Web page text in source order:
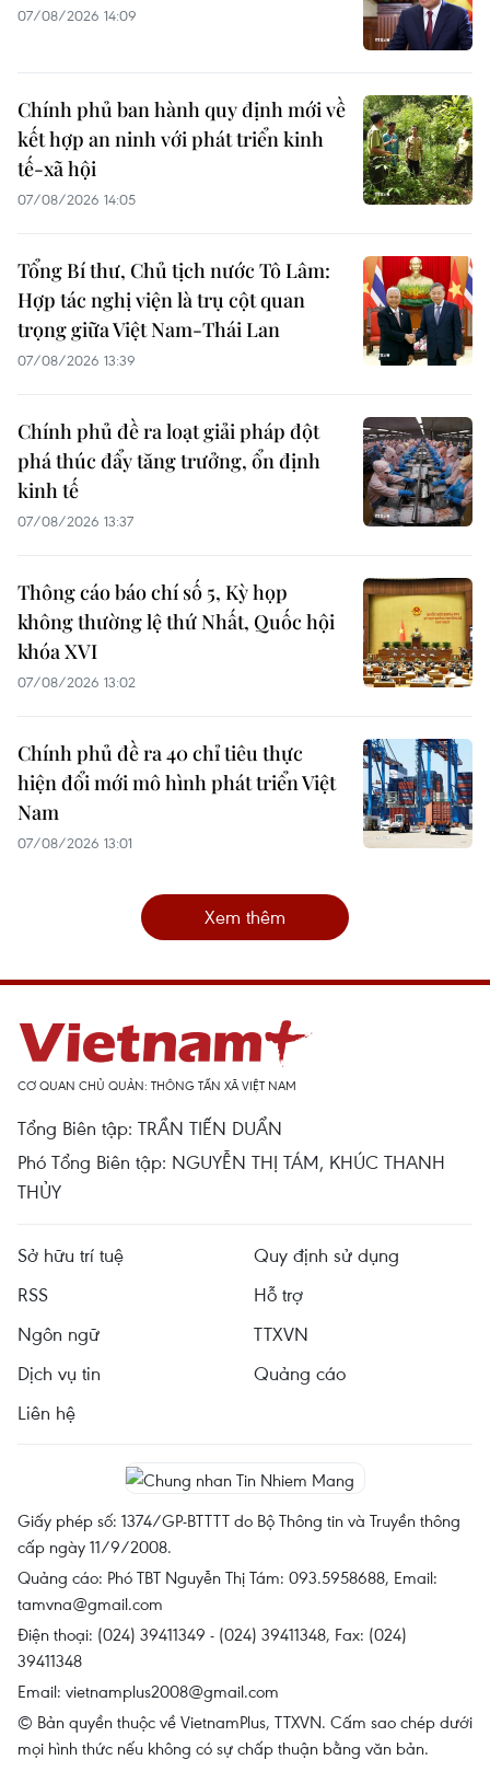
07/08/2026 14:09
Chính phủ ban hành quy định mới về
kết hợp an ninh với phát triển kinh
tế-xã hội
07/08/2026 14:05
Tổng Bí thư, Chủ tịch nước Tô Lâm:
Hợp tác nghị viện là trụ cột quan
trọng giữa Việt Nam-Thái Lan
07/08/2026 13:39
Chính phủ đề ra loạt giải pháp đột
phá thúc đẩy tăng trưởng, ổn định
kinh tế
07/08/2026 13:37
Thông cáo báo chí số 5, Kỳ họp
không thường lệ thứ Nhất, Quốc hội
khóa XVI
07/08/2026 13:02
Chính phủ đề ra 40 chỉ tiêu thực
hiện đổi mới mô hình phát triển Việt
Nam
07/08/2026 13:01
Xem thêm
CƠ QUAN CHỦ QUẢN: THÔNG TẤN XÃ VIỆT NAM
Tổng Biên tập: TRẦN TIẾN DUẨN
Phó Tổng Biên tập: NGUYỄN THỊ TÁM, KHÚC THANH
THỦY
Sở hữu trí tuệ
Quy định sử dụng
RSS
Hỗ trợ
Ngôn ngữ
TTXVN
Dịch vụ tin
Quảng cáo
Liên hệ
Giấy phép số: 1374/GP-BTTTT do Bộ Thông tin và Truyền thông
cấp ngày 11/9/2008.
Quảng cáo: Phó TBT Nguyễn Thị Tám: 093.5958688, Email:
tamvna@gmail.com
Điện thoại: (024) 39411349 - (024) 39411348, Fax: (024)
39411348
Email: vietnamplus2008@gmail.com
© Bản quyền thuộc về VietnamPlus, TTXVN. Cấm sao chép dưới
mọi hình thức nếu không có sự chấp thuận bằng văn bản.